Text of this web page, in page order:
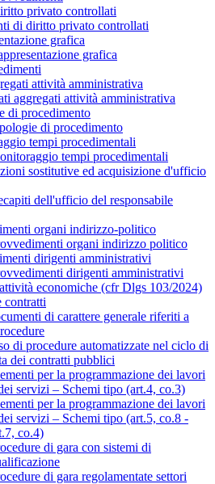
privato controllati
di diritto privato controllati
grafica
grafica
attività amministrativa
aggregati attività amministrativa
di procedimento
di procedimento
tempi procedimentali
tempi procedimentali
sostitutive ed acquisizione d'ufficio
dell'ufficio del responsabile
organi indirizzo-politico
organi indirizzo politico
dirigenti amministrativi
dirigenti amministrativi
economiche (cfr Dlgs 103/2024)
contratti
di carattere generale riferiti a
di procedure automatizzate nel ciclo di
dei contratti pubblici
per la programmazione dei lavori
servizi – Schemi tipo (art.4, co.3)
per la programmazione dei lavori
servizi – Schemi tipo (art.5, co.8 -
co.4)
di gara con sistemi di
di gara regolamentate settori